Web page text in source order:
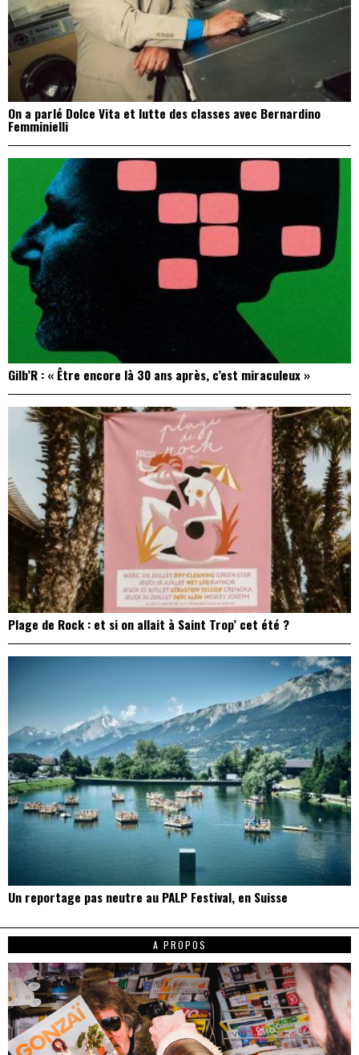
On a parlé Dolce Vita et lutte des classes avec Bernardino
Femminielli
Gilb’R : « Être encore là 30 ans après, c’est miraculeux »
Plage de Rock : et si on allait à Saint Trop’ cet été ?
Un reportage pas neutre au PALP Festival, en Suisse
A PROPOS